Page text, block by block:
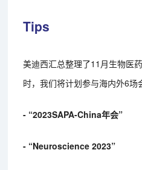
Tips
美迪西汇总整理了11月生物医
时，我们将计划参与海内外6场
- “2023SAPA-China年会”
- “Neuroscience 2023”